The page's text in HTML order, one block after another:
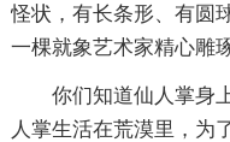
怪状，有长条形、有
一棵就象艺术家精心雕
你们知道仙人掌身
人掌生活在荒漠里，为